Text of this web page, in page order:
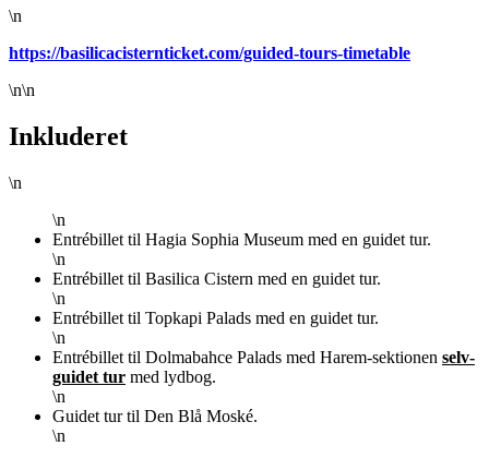
\n
https://basilicacisternticket.com/guided-tours-timetable
\n\n
Inkluderet
\n
\n
Entrébillet til Hagia Sophia Museum med en guidet tur.
\n
Entrébillet til Basilica Cistern med en guidet tur.
\n
Entrébillet til Topkapi Palads med en guidet tur.
\n
Entrébillet til Dolmabahce Palads med Harem-sektionen selv-
guidet tur med lydbog.
\n
Guidet tur til Den Blå Moské.
\n